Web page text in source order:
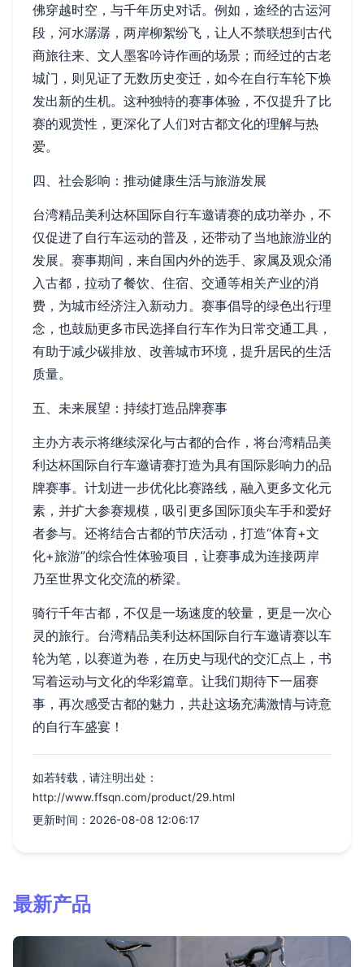
佛穿越时空，与千年历史对话。例如，途经的古运河
段，河水潺潺，两岸柳絮纷飞，让人不禁联想到古代
商旅往来、文人墨客吟诗作画的场景；而经过的古老
城门，则见证了无数历史变迁，如今在自行车轮下焕
发出新的生机。这种独特的赛事体验，不仅提升了比
赛的观赏性，更深化了人们对古都文化的理解与热
爱。
四、社会影响：推动健康生活与旅游发展
台湾精品美利达杯国际自行车邀请赛的成功举办，不
仅促进了自行车运动的普及，还带动了当地旅游业的
发展。赛事期间，来自国内外的选手、家属及观众涌
入古都，拉动了餐饮、住宿、交通等相关产业的消
费，为城市经济注入新动力。赛事倡导的绿色出行理
念，也鼓励更多市民选择自行车作为日常交通工具，
有助于减少碳排放、改善城市环境，提升居民的生活
质量。
五、未来展望：持续打造品牌赛事
主办方表示将继续深化与古都的合作，将台湾精品美
利达杯国际自行车邀请赛打造为具有国际影响力的品
牌赛事。计划进一步优化比赛路线，融入更多文化元
素，并扩大参赛规模，吸引更多国际顶尖车手和爱好
者参与。还将结合古都的节庆活动，打造“体育+文
化+旅游”的综合性体验项目，让赛事成为连接两岸
乃至世界文化交流的桥梁。
骑行千年古都，不仅是一场速度的较量，更是一次心
灵的旅行。台湾精品美利达杯国际自行车邀请赛以车
轮为笔，以赛道为卷，在历史与现代的交汇点上，书
写着运动与文化的华彩篇章。让我们期待下一届赛
事，再次感受古都的魅力，共赴这场充满激情与诗意
的自行车盛宴！
如若转载，请注明出处：
http://www.ffsqn.com/product/29.html
更新时间：2026-08-08 12:06:17
最新产品